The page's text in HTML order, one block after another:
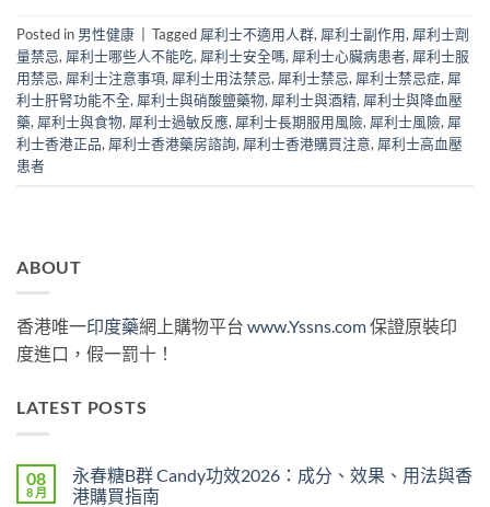
Posted in 男性健康 Tagged 犀利士不適用人群, 犀利士副作用, 犀利士劑
量禁忌, 犀利士哪些人不能吃, 犀利士安全嗎, 犀利士心臟病患者, 犀利士服
用禁忌, 犀利士注意事項, 犀利士用法禁忌, 犀利士禁忌, 犀利士禁忌症, 犀
利士肝腎功能不全, 犀利士與硝酸鹽藥物, 犀利士與酒精, 犀利士與降血壓
藥, 犀利士與食物, 犀利士過敏反應, 犀利士長期服用風險, 犀利士風險, 犀
利士香港正品, 犀利士香港藥房諮詢, 犀利士香港購買注意, 犀利士高血壓
患者
ABOUT
香港唯一印度藥網上購物平台 www.Yssns.com保證原裝印
度進口，假一罰十！
LATEST POSTS
08
8 月
永春糖B群 Candy功效2026：成分、效果、用法與香
港購買指南